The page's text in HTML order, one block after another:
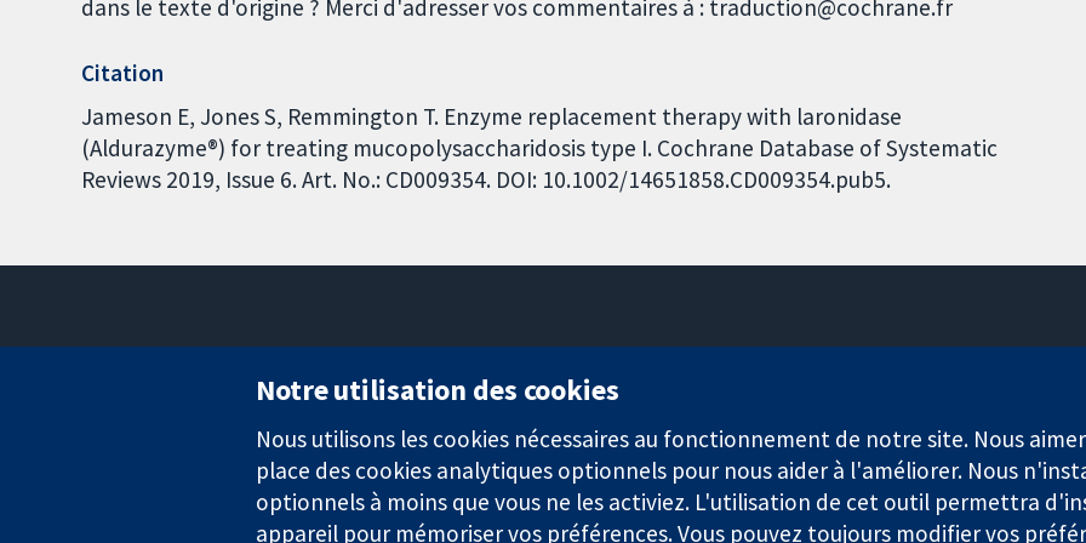
dans le texte d'origine ? Merci d'adresser vos commentaires à : traduction@cochrane.fr
Citation
Jameson E, Jones S, Remmington T. Enzyme replacement therapy with laronidase
(Aldurazyme®) for treating mucopolysaccharidosis type I. Cochrane Database of Systematic
Reviews 2019, Issue 6. Art. No.: CD009354. DOI: 10.1002/14651858.CD009354.pub5.
Londres
W1G0AN
Royaume-Uni
Notre utilisation des cookies
Nous utilisons les cookies nécessaires au fonctionnement de notre site. Nous
place des cookies analytiques optionnels pour nous aider à l'améliorer. Nous
optionnels à moins que vous ne les activiez. L'utilisation de cet outil permettra
appareil pour mémoriser vos préférences. Vous pouvez toujours modifier vos